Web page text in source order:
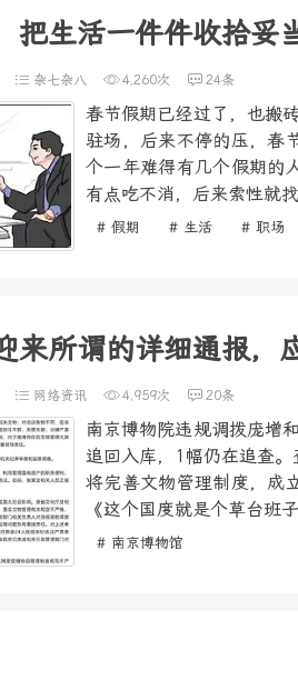
把生活一件件收拾妥
杂七杂八 4,260次 24条
春节假期已经过了，也搬
驻场，后来不停的压，春
个一年难得有几个假期的
有点吃不消，后来索性就
# 假期 # 生活 # 职场
来所谓的详细通报，
网络资讯 4,959次 20条
南京博物院违规调拨庞增
追回入库，1幅仍在追查
将完善文物管理制度，成
《这个国度就是个草台班
# 南京博物馆